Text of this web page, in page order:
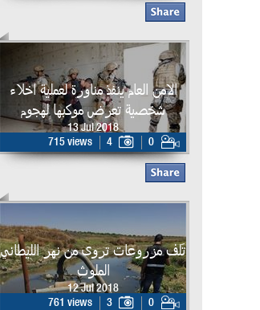
الامن العام ينفذ مناورة لعملية اخلاء
شخصية تعرض موكبها لهجوم
13 Jul 2018
715 views
4 0
تَلف مزروعات تروى من نهر الليطاني
الملوث
12 Jul 2018
761 views
3 0